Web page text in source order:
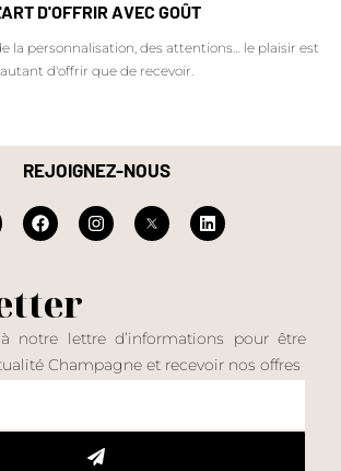
D'OFFRIR AVEC GOÛT
la personnalisation, des attentions… le plaisir est
autant d'offrir que de recevoir.
REJOIGNEZ-NOUS
à notre lettre d’informations pour être
Champagne et recevoir nos offres